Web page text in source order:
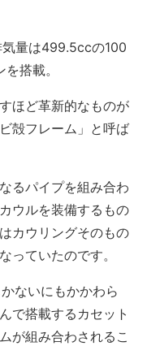
量は499.5ccの100
搭載。
ほど革新的なものが
殻フレーム」と呼ば
るパイプを組み合わ
ウルを装備するもの
カウリングそのもの
っていたのです。
ないにもかかわら
で搭載するカセット
が組み合わされるこ